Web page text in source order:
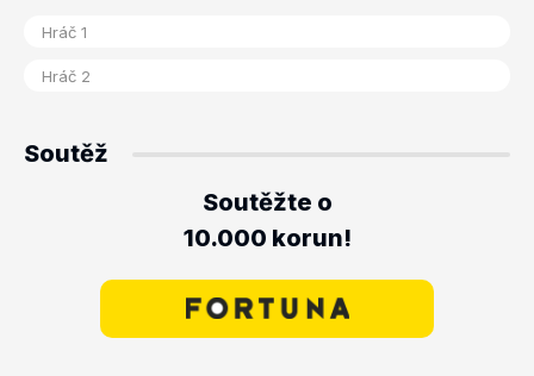
Soutěž
Soutěžte o
10.000 korun!